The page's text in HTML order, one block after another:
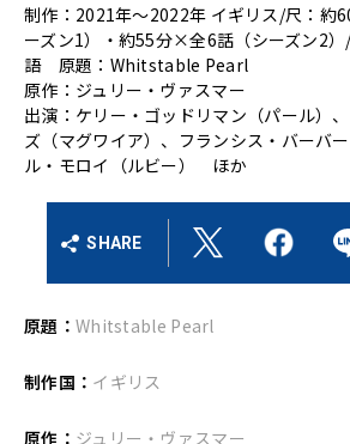
制作：2021年～2022年 イギリス/尺：約
ーズン1）・約55分×全6話（シーズン2
語 原題：Whitstable Pearl
原作：ジュリー・ヴァスマー
出演：ケリー・ゴッドリマン（パール）
ズ（マグワイア）、フランシス・バーバ
ル・モロイ（ルビー） ほか
SHARE
原題： Whitstable Pearl
制作国： イギリス
原作： ジュリー・ヴァスマー